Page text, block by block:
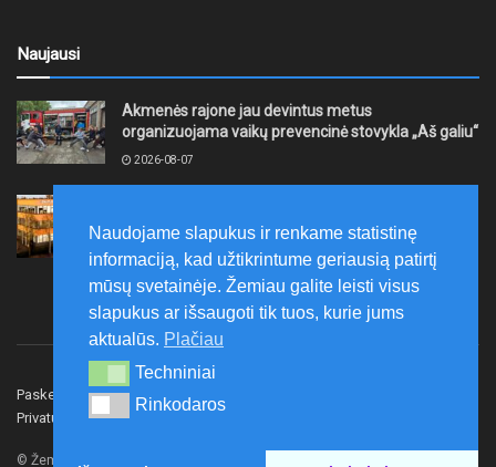
Naujausi
Akmenės rajone jau devintus metus
organizuojama vaikų prevencinė stovykla „Aš galiu“
2026-08-07
smulkiojo ir vidutinio verslo subjektų kūrimąsi
2026-08-07
Paskelbk naujieną Rašyti redakcijai
Privatumo politika
© Žemaitijos gidas.
Naudojame slapukus ir renkame statistinę
informaciją, kad užtikrintume geriausią patirtį
mūsų svetainėje. Žemiau galite leisti visus
slapukus ar išsaugoti tik tuos, kurie jums
aktualūs. Plačiau
Techniniai
Techniniai
Rinkodaros
Rinkodaros